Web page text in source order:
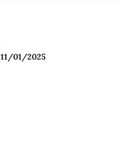
11/01/2025